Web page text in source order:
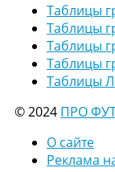
Таблицы
Таблицы
Таблицы
Таблицы
Таблицы
© 2024 ПРО
О сайте
Реклама